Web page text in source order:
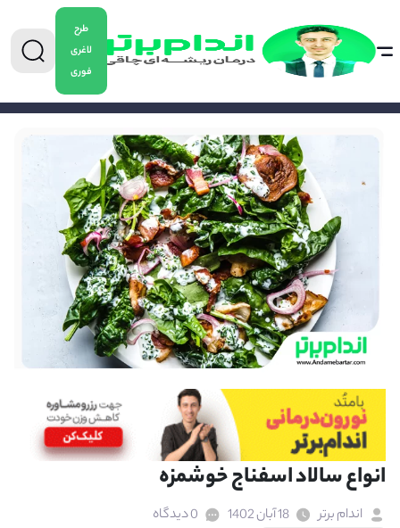
طرح
لاغری
فوری
0904-5478882
انواع سالاد اسفناج خوشمزه
اندام برتر